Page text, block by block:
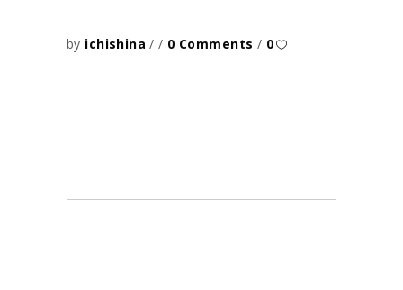
by ichishina 0 Comments 0